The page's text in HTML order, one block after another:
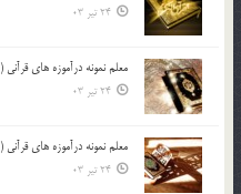
24 تیر 03
معلم نمونه درآموزه هاي قرآني (1)
24 تیر 03
معلم نمونه درآموزه هاي قرآني (2)
24 تیر 03